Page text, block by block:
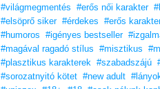
„Az egyik legjobb
– Carrie Ann
TikTok-szenzáció!
Izgalmas cselekményszál,
és fantasztikus
#világmegmentés #erős női karakter
#elsöprő siker #érdekes #erős
#humoros #igényes bestseller
#magával ragadó stílus #misztikus
#plasztikus karakterek #szabadszájú
#sorozatnyitó kötet #new adult